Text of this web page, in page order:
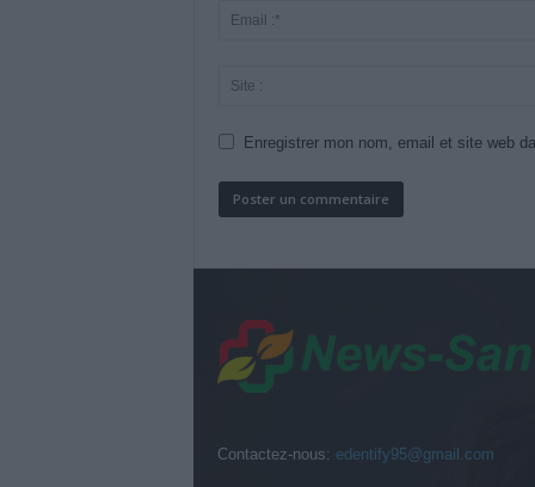
Enregistrer mon nom, email et site web
Contactez-nous: edentify95@gmail.com